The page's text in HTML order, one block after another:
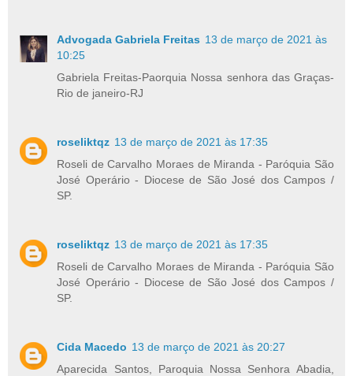
Advogada Gabriela Freitas 13 de março de 2021 às
10:25
Gabriela Freitas-Paorquia Nossa senhora das Graças-
Rio de janeiro-RJ
roseliktqz 13 de março de 2021 às 17:35
Roseli de Carvalho Moraes de Miranda - Paróquia São
José Operário - Diocese de São José dos Campos /
SP.
roseliktqz 13 de março de 2021 às 17:35
Roseli de Carvalho Moraes de Miranda - Paróquia São
José Operário - Diocese de São José dos Campos /
SP.
Cida Macedo 13 de março de 2021 às 20:27
Aparecida Santos, Paroquia Nossa Senhora Abadia,